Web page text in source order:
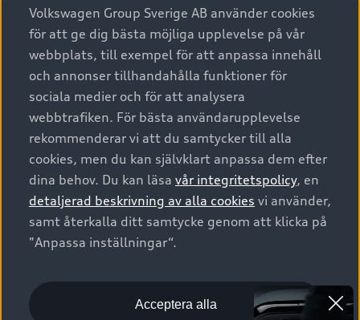
A6 modellerna
SUV
Avant
Audi Sport
Privatleasing
Nya bilar i lager
Begagnade bilar i lager
Audi approved :plus - så gott som nya
Finansiering
Audi exclusive
Provkörning
Service & tillbehör
Audi digital services
Originaltillbehör - köp online
Garantier
Försäkring
Digitala manualer för din Audi
Audi Collection – livsstilsartiklar
Vanliga frågor
2G/3G nätet stängs ned - Hur påverkas min bil av detta?
Tjänstebil
Tjänstebil
Business lease online
Företagsleasing
Om Audi Sverige
Kontakta oss
Audi Återförsäljare/-serviceverkstad
myAudi
Pressmeddelanden
Nyhetsbrev
Vårt hållbarhetsarbete
© 2026 AUDI SVERIGE. All Rights Reserved.
Utgivare Juridiskt
Juridiskt Audi AG
Juridiskt Audi Digital Giveaway
Anpassa inställningar för cookies
Visselblåsarkanaler
Volkswagen Group Sverige AB använder cookies
för att ge dig bästa möjliga upplevelse på vår
webbplats, till exempel för att anpassa innehåll
och annonser tillhandahålla funktioner för
sociala medier och för att analysera
webbtrafiken. För bästa användarupplevelse
rekommenderar vi att du samtycker till alla
cookies, men du kan självklart anpassa dem efter
dina behov. Du kan läsa vår integritetspolicy, en
detaljerad beskrivning av alla cookies vi använder,
samt återkalla ditt samtycke genom att klicka på
"Anpassa inställningar“.
Acceptera alla